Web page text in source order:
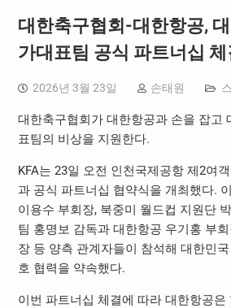
대한축구협회-대한항공,
가대표팀 공식 파트너십 체
2026년 3월 23일 손태원
대한축구협회가 대한항공과 손을 잡고
표팀의 비상을 지원한다.
KFA는 23일 오전 인천국제공항 제2여
과 공식 파트너십 협약식을 개최했다.
이용수 부회장, 북중미 월드컵 지원단
팀 홍명보 감독과 대한항공 우기홍 부
장 등 양측 관계자들이 참석해 대한민
호 협력을 약속했다.
이번 파트너십 체결에 따라 대한항공은